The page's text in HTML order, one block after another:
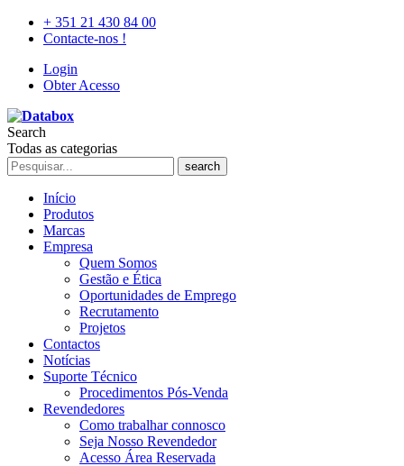
+ 351 21 430 84 00
Contacte-nos !
Login
Obter Acesso
Search
Todas as categorias
search
Início
Produtos
Marcas
Empresa
Quem Somos
Gestão e Ética
Oportunidades de Emprego
Recrutamento
Projetos
Contactos
Notícias
Suporte Técnico
Procedimentos Pós-Venda
Revendedores
Como trabalhar connosco
Seja Nosso Revendedor
Acesso Área Reservada